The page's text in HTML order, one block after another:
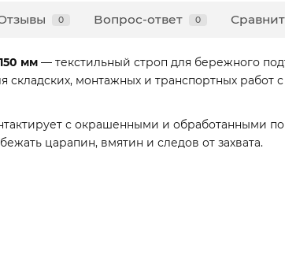
0 Вопрос-ответ 0
мм — текстильный строп для бережного
складских, монтажных и транспортных
с окрашенными и обработанными
царапин, вмятин и следов от захвата.